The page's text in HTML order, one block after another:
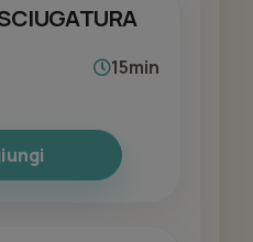
15min